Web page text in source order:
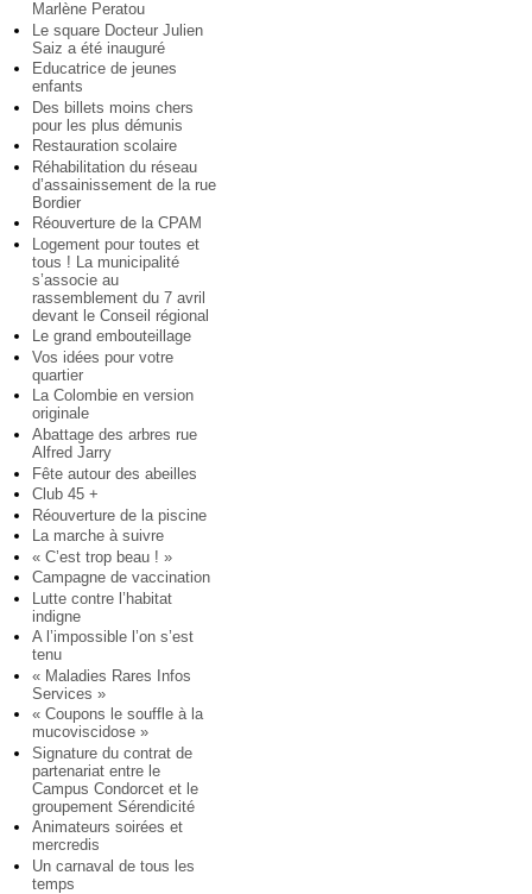
Marlène Peratou
Le square Docteur Julien
Saiz a été inauguré
Educatrice de jeunes
enfants
Des billets moins chers
pour les plus démunis
Restauration scolaire
Réhabilitation du réseau
d’assainissement de la rue
Bordier
Réouverture de la CPAM
Logement pour toutes et
tous ! La municipalité
s’associe au
rassemblement du 7 avril
devant le Conseil régional
Le grand embouteillage
Vos idées pour votre
quartier
La Colombie en version
originale
Abattage des arbres rue
Alfred Jarry
Fête autour des abeilles
Club 45 +
Réouverture de la piscine
La marche à suivre
« C’est trop beau ! »
Campagne de vaccination
Lutte contre l’habitat
indigne
A l’impossible l’on s’est
tenu
« Maladies Rares Infos
Services »
« Coupons le souffle à la
mucoviscidose »
Signature du contrat de
partenariat entre le
Campus Condorcet et le
groupement Sérendicité
Animateurs soirées et
mercredis
Un carnaval de tous les
temps